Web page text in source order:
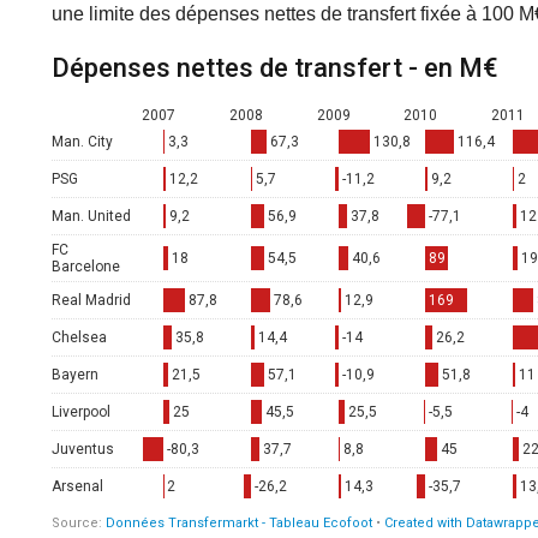
une limite des dépenses nettes de transfert fixée à 100